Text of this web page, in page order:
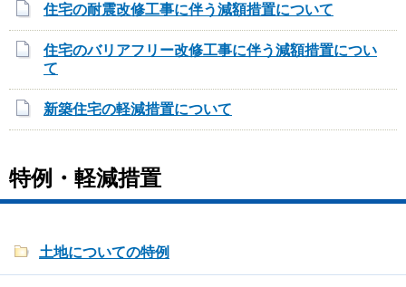
住宅の耐震改修工事に伴う減額措置について
住宅のバリアフリー改修工事に伴う減額措置につい
て
新築住宅の軽減措置について
特例・軽減措置
土地についての特例